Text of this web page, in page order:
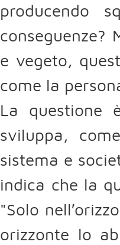
producendo
e vegeto,
come la
La questione
sviluppa,
sistema e
indica che la
"Solo
orizzonte lo